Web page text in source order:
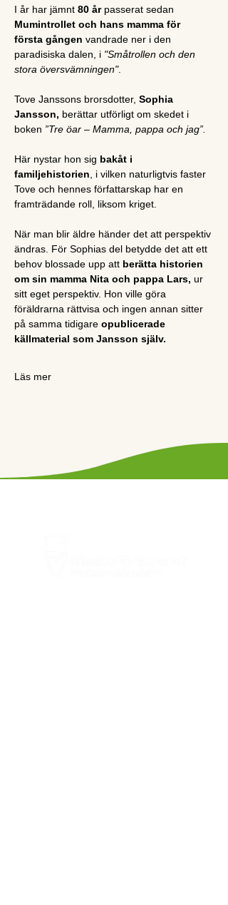
﻿﻿﻿I år har jämnt 80 år passerat sedan
Mumintrollet och hans mamma för
första gången vandrade ner i den
paradisiska dalen, i "Småtrollen och den
stora översvämningen".
Tove Janssons brorsdotter, Sophia
Jansson, berättar utförligt om skedet i
boken ”Tre öar – Mamma, pappa och jag”.
Här nystar hon sig bakåt i
familjehistorien , i vilken naturligtvis faster
Tove och hennes författarskap har en
framträdande roll, liksom kriget.
När man blir äldre händer det att perspektiv
ändras. För Sophias del betydde det att ett
behov blossade upp att berätta historien
om sin mamma Nita och pappa Lars, ur
sitt eget perspektiv. Hon ville göra
föräldrarna rättvisa och ingen annan sitter
på samma tidigare opublicerade
källmaterial som Jansson själv.
Läs mer